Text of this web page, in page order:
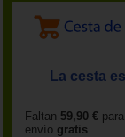
La cesta
Faltan 59,90 €
envío gratis